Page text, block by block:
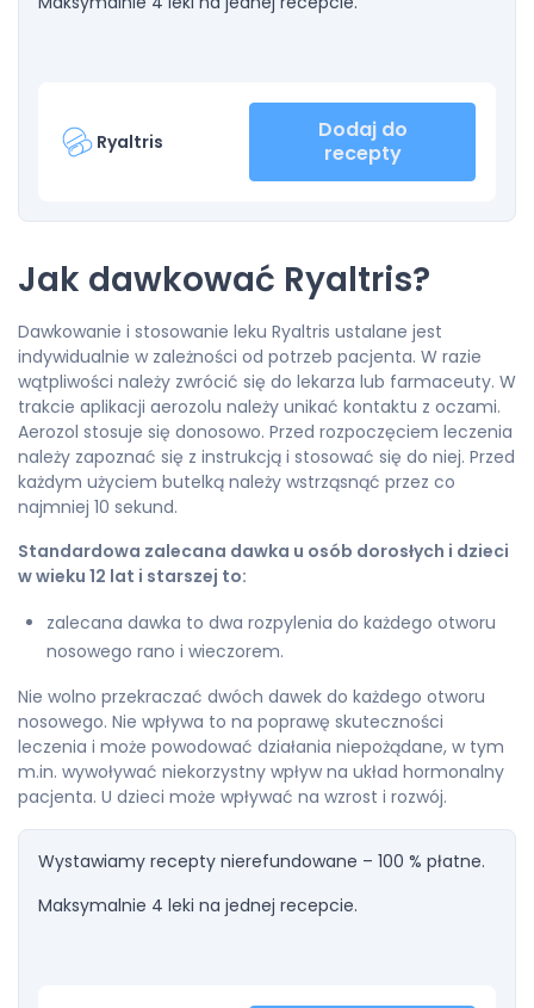
Ryaltris
Dodaj do
recepty
Jak dawkować Ryaltris?
Dawkowanie i stosowanie leku Ryaltris ustalane jest
indywidualnie w zależności od potrzeb pacjenta. W razie
wątpliwości należy zwrócić się do lekarza lub farmaceuty. W
trakcie aplikacji aerozolu należy unikać kontaktu z oczami.
Aerozol stosuje się donosowo. Przed rozpoczęciem leczenia
należy zapoznać się z instrukcją i stosować się do niej. Przed
każdym użyciem butelką należy wstrząsnąć przez co
najmniej 10 sekund.
Standardowa zalecana dawka u osób dorosłych i dzieci
w wieku 12 lat i starszej to:
zalecana dawka to dwa rozpylenia do każdego otworu
nosowego rano i wieczorem.
Nie wolno przekraczać dwóch dawek do każdego otworu
nosowego. Nie wpływa to na poprawę skuteczności
leczenia i może powodować działania niepożądane, w tym
m.in. wywoływać niekorzystny wpływ na układ hormonalny
pacjenta. U dzieci może wpływać na wzrost i rozwój.
Wystawiamy recepty nierefundowane – 100 % płatne.
Maksymalnie 4 leki na jednej recepcie.